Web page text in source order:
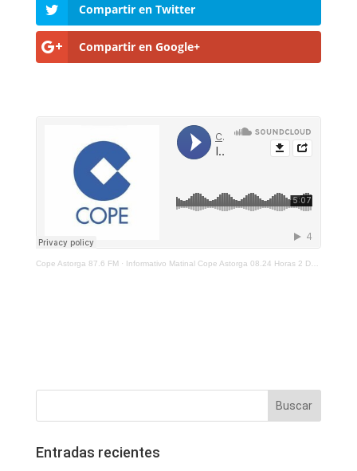
Compartir en Twitter
Compartir en Google+
Cope Astorga 87.6 FM· Informativo Matinal Cope Astorga 08.24 Horas 2 De Noviembre 2021
Entradas recientes